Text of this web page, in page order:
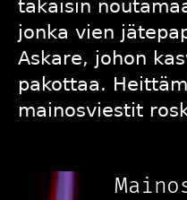
takaisin
jonka vien
Askare, johon
pakottaa.
mainosviestit